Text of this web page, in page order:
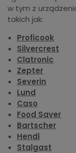
w tym z
takich jak:
Proficook
Silvercrest
Clatronic
Zepter
Severin
Lund
Caso
Food Saver
Bartscher
Hendi
Stalgast